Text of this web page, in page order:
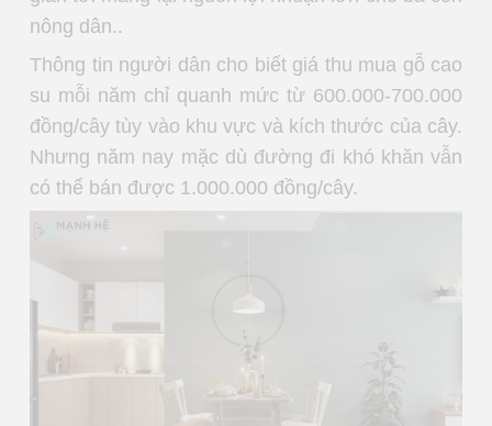
nông dân..
Thông tin người dân cho biết giá thu mua gỗ cao
su mỗi năm chỉ quanh mức từ 600.000-700.000
đồng/cây tùy vào khu vực và kích thước của cây.
Nhưng năm nay mặc dù đường đi khó khăn vẫn
có thể bán được 1.000.000 đồng/cây.